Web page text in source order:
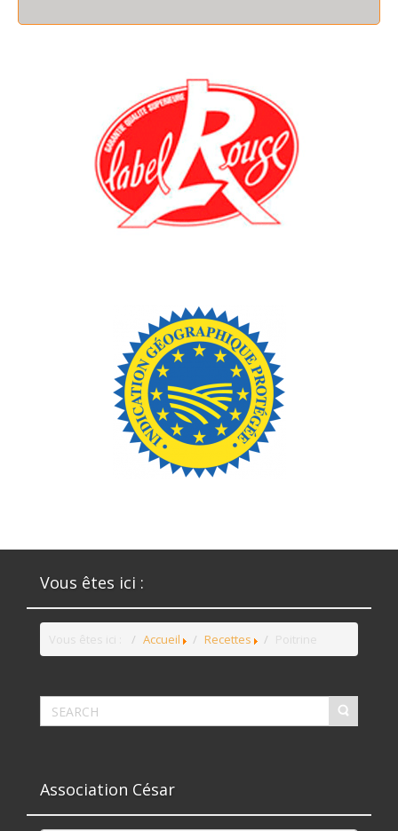
Vous êtes ici :
Vous êtes ici : Accueil Recettes Poitrine
Association César